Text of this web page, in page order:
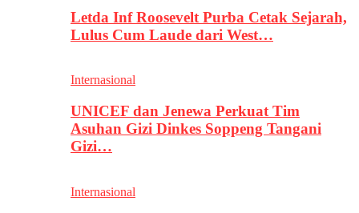
Letda Inf Roosevelt Purba Cetak Sejarah,
Lulus Cum Laude dari West…
Internasional
UNICEF dan Jenewa Perkuat Tim
Asuhan Gizi Dinkes Soppeng Tangani
Gizi…
Internasional